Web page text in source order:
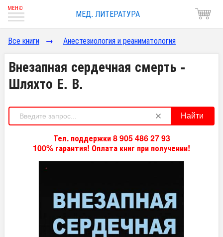
МЕД. ЛИТЕРАТУРА
Все книги → Анестезиология и реаниматология
Внезапная сердечная смерть -
Шляхто Е. В.
Найти
Тел. поддержки 8 905 486 27 93
100% гарантия! Оплата книг при получении!